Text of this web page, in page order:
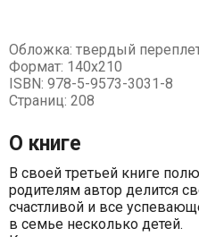
Обложка: твердый
Формат: 140х210
ISBN: 978-5-9573-3031-8
Страниц: 208
О книге
В своей третьей книге
родителям автор делится
счастливой и все
в семье несколько детей.